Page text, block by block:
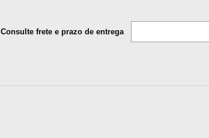
Consulte frete e prazo de entrega